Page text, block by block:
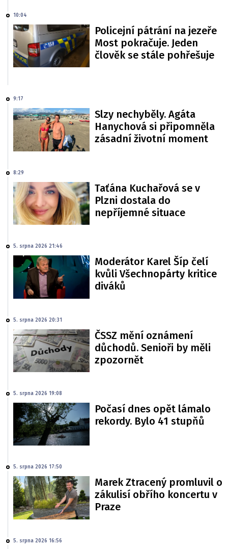
10:04
Policejní pátrání na jezeře
Most pokračuje. Jeden
člověk se stále pohřešuje
9:17
Slzy nechyběly. Agáta
Hanychová si připomněla
zásadní životní moment
8:29
Taťána Kuchařová se v
Plzni dostala do
nepříjemné situace
5. srpna 2026 21:46
Moderátor Karel Šíp čelí
kvůli Všechnopárty kritice
diváků
5. srpna 2026 20:31
ČSSZ mění oznámení
důchodů. Senioři by měli
zpozornět
5. srpna 2026 19:08
Počasí dnes opět lámalo
rekordy. Bylo 41 stupňů
5. srpna 2026 17:50
Marek Ztracený promluvil o
zákulisí obřího koncertu v
Praze
5. srpna 2026 16:56